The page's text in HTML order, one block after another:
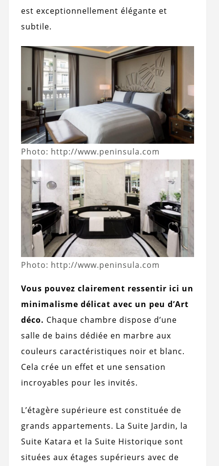
est exceptionnellement élégante et
subtile.
Photo: http://www.peninsula.com
Photo: http://www.peninsula.com
Vous pouvez clairement ressentir ici un
minimalisme délicat avec un peu d’Art
déco. Chaque chambre dispose d’une
salle de bains dédiée en marbre aux
couleurs caractéristiques noir et blanc.
Cela crée un effet et une sensation
incroyables pour les invités.
L’étagère supérieure est constituée de
grands appartements. La Suite Jardin, la
Suite Katara et la Suite Historique sont
situées aux étages supérieurs avec de